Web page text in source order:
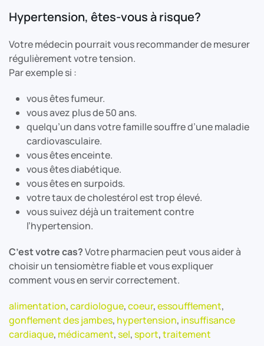
Hypertension, êtes-vous à risque?
Votre médecin pourrait vous recommander de mesurer
régulièrement votre tension.
Par exemple si :
vous êtes fumeur.
vous avez plus de 50 ans.
quelqu’un dans votre famille souffre d’une maladie
cardiovasculaire.
vous êtes enceinte.
vous êtes diabétique.
vous êtes en surpoids.
votre taux de cholestérol est trop élevé.
vous suivez déjà un traitement contre
l’hypertension.
C’est votre cas?Votre pharmacien peut vous aider à
choisir un tensiomètre fiable et vous expliquer
comment vous en servir correctement.
alimentation,cardiologue,coeur,essoufflement,
gonflement des jambes, hypertension, insuffisance
cardiaque, médicament,sel,sport,traitement